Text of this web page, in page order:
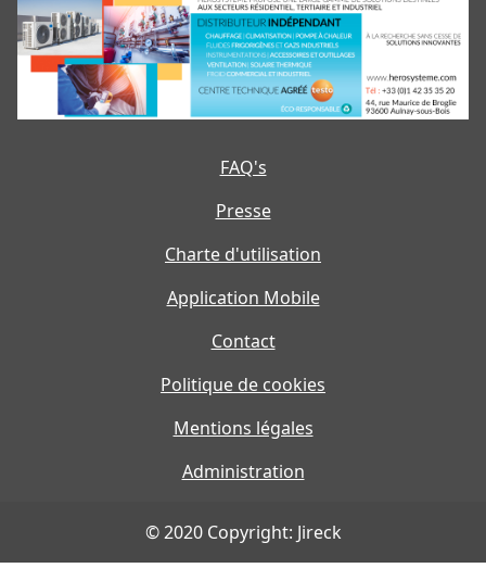
FAQ's
Presse
Charte d'utilisation
Application Mobile
Contact
Politique de cookies
Mentions légales
Administration
© 2020 Copyright: Jireck